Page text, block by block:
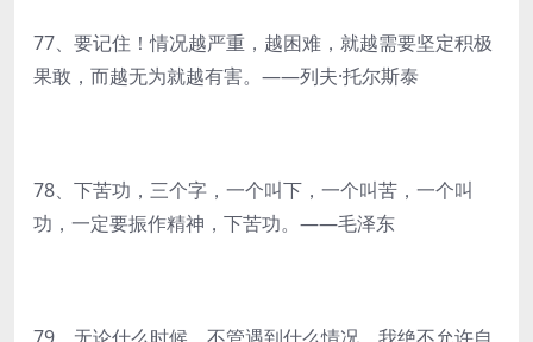
77、要记住！情况越严重，越困难，就越需要坚定积极
果敢，而越无为就越有害。——列夫·托尔斯泰
78、下苦功，三个字，一个叫下，一个叫苦，一个叫
功，一定要振作精神，下苦功。——毛泽东